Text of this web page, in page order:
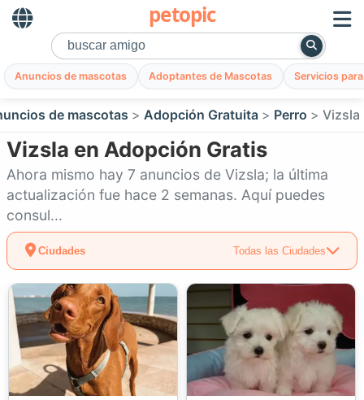
petopic
Anuncios de mascotas Adoptantes de Mascotas Servicios
de mascotas Adopción Gratuita Perro Vizsla
Vizsla en Adopción Gratis
Ahora mismo hay 7 anuncios de Vizsla; la última
actualización fue hace 2 semanas. Aquí puedes
consul...
Ciudades Todas las Ciudades